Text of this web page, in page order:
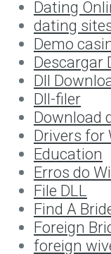
Dating
dating
Demo
Descargar
Dll
Dll-filer
Download
Drivers for
Education
Erros do
File DLL
Find A
Foreign
foreign